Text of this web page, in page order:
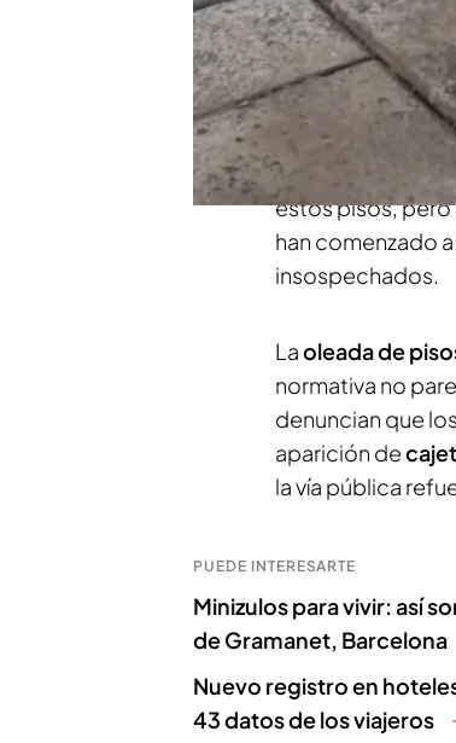
Elproblema de
parece lejos de
tarda en surgir la
normativa actual
estos pisos, pero
han comenzado
insospechados.
Laoleada de
normativa no
denuncian que
aparición de
la vía pública
PUEDE INTERESARTE
Minizulos para vivir: así
de Gramanet, Barcelona
Nuevo registro en
43 datos de los viajeros